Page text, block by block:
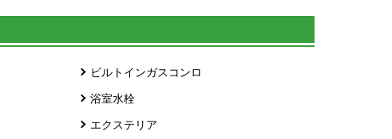
ビルトインガスコンロ
浴室水栓
エクステリア